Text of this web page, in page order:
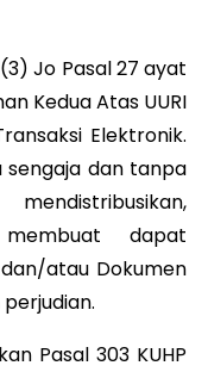
Jo Pasal 27 ayat
Kedua Atas UURI
Elektronik.
sengaja dan tanpa
membuat dapat
atau Dokumen
Pasal 303 KUHP